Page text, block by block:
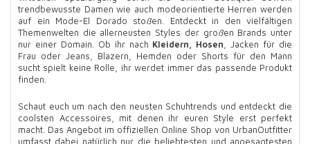
trendbewusste Damen wie auch modeorientierte Herren werden
auf ein Mode-El Dorado stoßen. Entdeckt in den vielfältigen
Themenwelten die allerneusten Styles der großen Brands unter
nur einer Domain. Ob ihr nach Kleidern, Hosen, Jacken für die
Frau oder Jeans, Blazern, Hemden oder Shorts für den Mann
sucht spielt keine Rolle, ihr werdet immer das passende Produkt
finden.
Schaut euch um nach den neusten Schuhtrends und entdeckt die
coolsten Accessoires, mit denen ihr euren Style erst perfekt
macht. Das Angebot im offiziellen Online Shop von UrbanOutfitter
umfasst dabei natürlich nur die beliebtesten und angesagtesten